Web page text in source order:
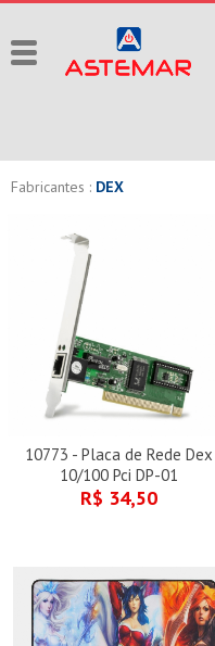
Fabricantes : DEX
10773 - Placa de Rede Dex
10/100 Pci DP-01
R$ 34,50